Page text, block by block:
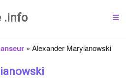
.info
» Alexander Maryianowski